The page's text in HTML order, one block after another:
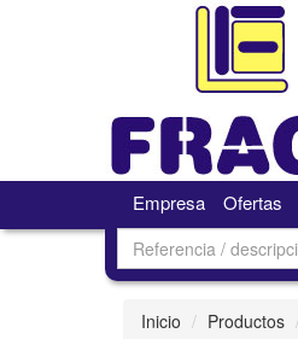
Empresa Ofertas
Inicio Productos